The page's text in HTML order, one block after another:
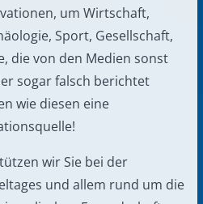
um Wirtschaft,
Sport, Gesellschaft,
die von den Medien sonst
sogar falsch berichtet
wie diesen eine
wir Sie bei der
und allem rund um die